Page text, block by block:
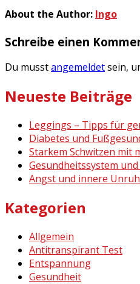
About the Author: Ingo
Schreibe einen
Du musstangemeldetsein,
Neueste Beiträge
Leggings – Tipps für
Diabetes und
Starkem Schwitzen mit
Gesundheitssystem
Angst und innere
Kategorien
Allgemein
Antitranspirant Test
Entspannung
Gesundheit